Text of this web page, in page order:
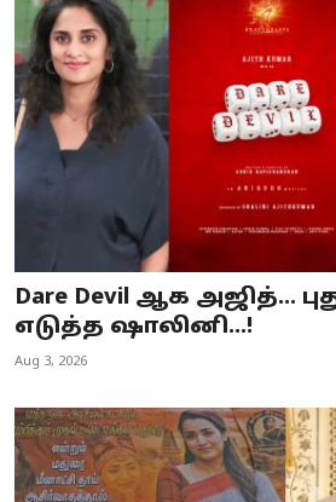
Dare Devil ஆக அஜித்...
எடுத்த ஷாலினி...!
Aug 3, 2026